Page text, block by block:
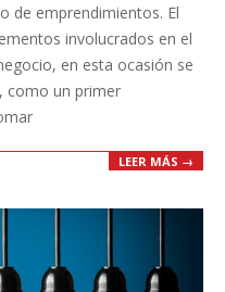
de emprendimientos. El
involucrados en el
en esta ocasión se
como un primer
LEER MÁS →